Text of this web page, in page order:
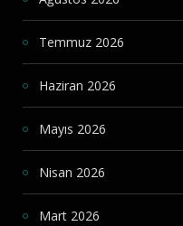
Temmuz 2026
Haziran 2026
Mayıs 2026
Nisan 2026
Mart 2026